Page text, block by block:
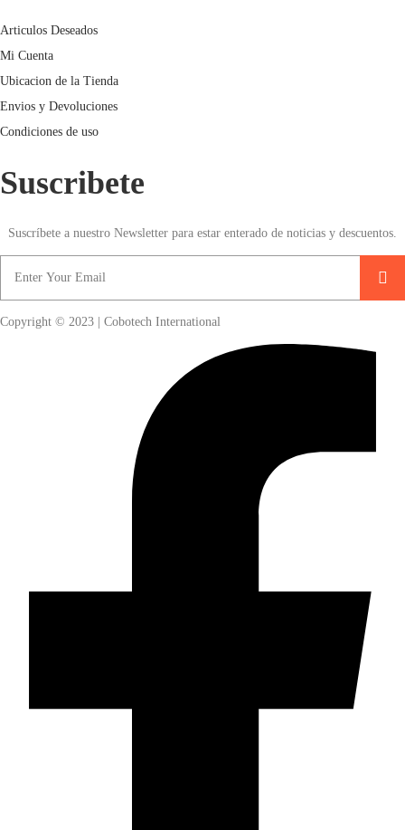
Articulos Deseados
Mi Cuenta
Ubicacion de la Tienda
Envios y Devoluciones
Condiciones de uso
Suscribete
Suscríbete a nuestro Newsletter para estar enterado de noticias y descuentos.
Copyright © 2023 | Cobotech International